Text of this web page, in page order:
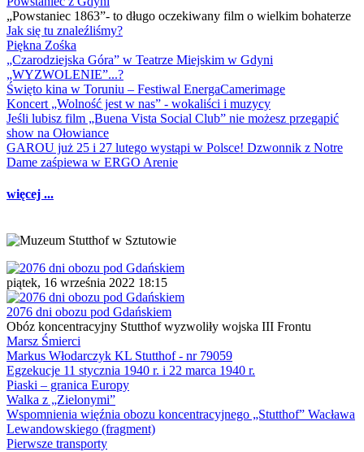
„Powstaniec 1863”- to długo oczekiwany film o wielkim bohaterze
Jak się tu znaleźliśmy?
Piękna Zośka
„Czarodziejska Góra” w Teatrze Miejskim w Gdyni
„WYZWOLENIE”...?
Święto kina w Toruniu – Festiwal EnergaCamerimage
Koncert „Wolność jest w nas” - wokaliści i muzycy
Jeśli lubisz film „Buena Vista Social Club” nie możesz przegapić
show na Ołowiance
GAROU już 25 i 27 lutego wystąpi w Polsce! Dzwonnik z Notre
Dame zaśpiewa w ERGO Arenie
więcej ...
piątek, 16 września 2022 18:15
2076 dni obozu pod Gdańskiem
Obóz koncentracyjny Stutthof wyzwoliły wojska III Frontu
Marsz Śmierci
Markus Włodarczyk KL Stutthof - nr 79059
Egzekucje 11 stycznia 1940 r. i 22 marca 1940 r.
Piaski – granica Europy
Walka z „Zielonymi”
Wspomnienia więźnia obozu koncentracyjnego „Stutthof” Wacława
Lewandowskiego (fragment)
Pierwsze transporty